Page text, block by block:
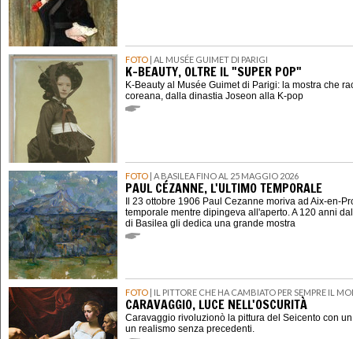
FOTO | AL MUSÉE GUIMET DI PARIGI
K-BEAUTY, OLTRE IL "SUPER POP"
K-Beauty al Musée Guimet di Parigi: la mostra che
coreana, dalla dinastia Joseon alla K-pop
FOTO | A BASILEA FINO AL 25 MAGGIO 2026
PAUL CÉZANNE, L'ULTIMO TEMPORALE
Il 23 ottobre 1906 Paul Cezanne moriva ad Aix-en-
temporale mentre dipingeva all'aperto. A 120 anni
di Basilea gli dedica una grande mostra
FOTO | IL PITTORE CHE HA CAMBIATO PER SEMPRE IL
CARAVAGGIO, LUCE NELL'OSCURITÀ
Caravaggio rivoluzionò la pittura del Seicento con
un realismo senza precedenti.